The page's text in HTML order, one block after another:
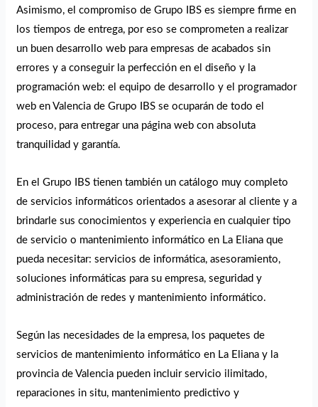
Asimismo, el compromiso de Grupo IBS es siempre firme en
los tiempos de entrega, por eso se comprometen a realizar
un buen desarrollo web para empresas de acabados sin
errores y a conseguir la perfección en el diseño y la
programación web: el equipo de desarrollo y el programador
web en Valencia de Grupo IBS se ocuparán de todo el
proceso, para entregar una página web con absoluta
tranquilidad y garantía.
En el Grupo IBS tienen también un catálogo muy completo
de servicios informáticos orientados a asesorar al cliente y a
brindarle sus conocimientos y experiencia en cualquier tipo
de servicio o mantenimiento informático en La Eliana que
pueda necesitar: servicios de informática, asesoramiento,
soluciones informáticas para su empresa, seguridad y
administración de redes y mantenimiento informático.
Según las necesidades de la empresa, los paquetes de
servicios de mantenimiento informático en La Eliana y la
provincia de Valencia pueden incluir servicio ilimitado,
reparaciones in situ, mantenimiento predictivo y